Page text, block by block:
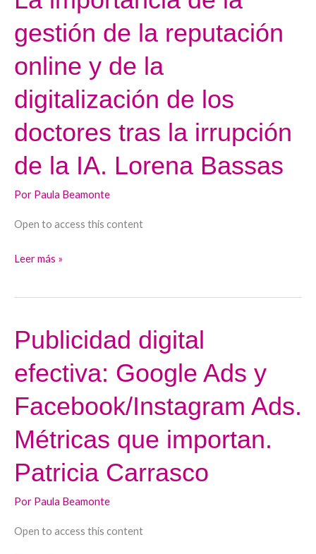
gestión de la reputación
online y de la
digitalización de los
doctores tras la irrupción
de la IA. Lorena Bassas
Por Paula Beamonte
Open to access this content
importancia
de
la
gestión
de
la
reputación
online
y
la
digitalización
los
tras
irrupción
la
Lorena
Bassas
Leer más »
Publicidad digital
efectiva: Google Ads y
Facebook/Instagram Ads.
Métricas que importan.
Patricia Carrasco
Por Paula Beamonte
Open to access this content
Publicidad
digital
efectiva:
Ads
Facebook/Instagram
Ads.
Métricas
que